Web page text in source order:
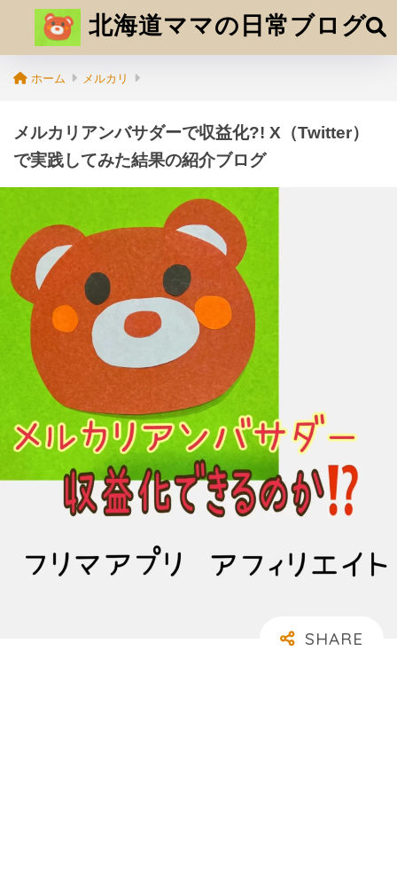
北海道ママの日常ブログ
ホーム メルカリ
メルカリアンバサダーで収益化?! X（Twitter）
で実践してみた結果の紹介ブログ